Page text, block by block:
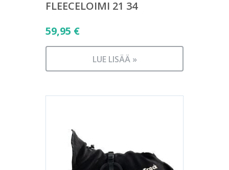
FLEECELOIMI 21 34
59,95 €
LUE LISÄÄ »